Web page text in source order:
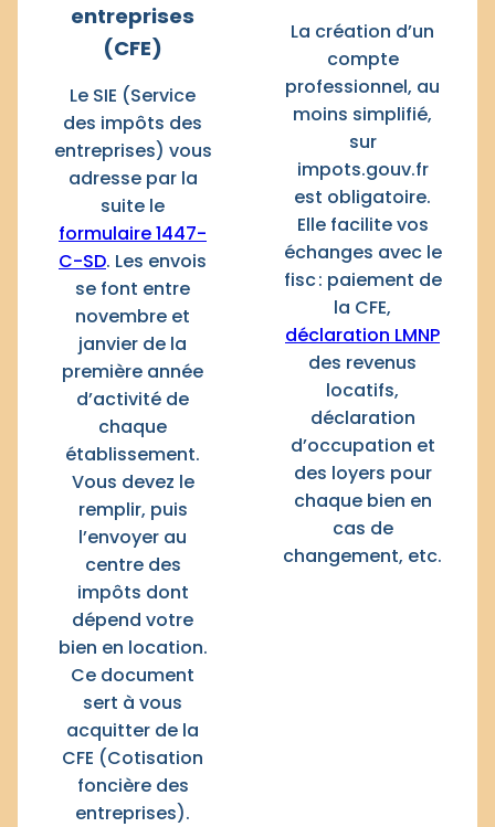
entreprises
(CFE)
Le SIE (Service
des impôts des
entreprises) vous
adresse par la
suite le
formulaire 1447-
C-SD. Les envois
se font entre
novembre et
janvier de la
première année
d’activité de
chaque
établissement.
Vous devez le
remplir, puis
l’envoyer au
centre des
impôts dont
dépend votre
bien en location.
Ce document
sert à vous
acquitter de la
CFE (Cotisation
foncière des
entreprises).
La création d’un
compte
professionnel, au
moins simplifié,
sur
impots.gouv.fr
est obligatoire.
Elle facilite vos
échanges avec le
fisc : paiement de
la CFE,
déclaration LMNP
des revenus
locatifs,
déclaration
d’occupation et
des loyers pour
chaque bien en
cas de
changement, etc.